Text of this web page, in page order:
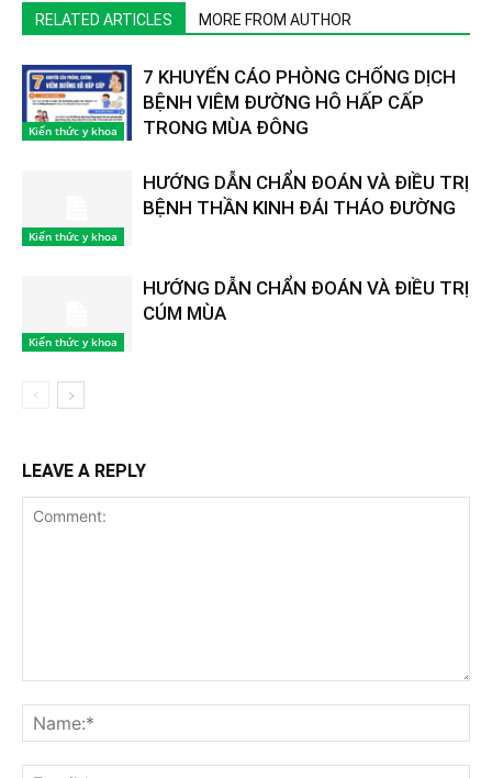
RELATED ARTICLES MORE FROM AUTHOR
Kiến thức y khoa
7 KHUYẾN CÁO PHÒNG CHỐNG DỊCH
BỆNH VIÊM ĐƯỜNG HÔ HẤP CẤP
TRONG MÙA ĐÔNG
Kiến thức y khoa
HƯỚNG DẪN CHẨN ĐOÁN VÀ ĐIỀU TRỊ
BỆNH THẦN KINH ĐÁI THÁO ĐƯỜNG
Kiến thức y khoa
HƯỚNG DẪN CHẨN ĐOÁN VÀ ĐIỀU TRỊ
CÚM MÙA
LEAVE A REPLY